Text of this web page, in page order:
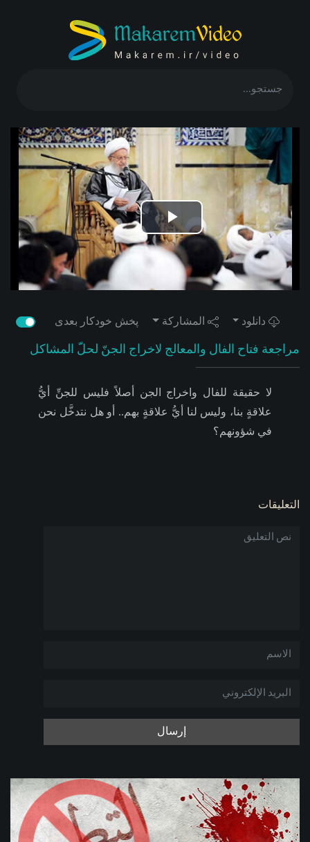
Play
Video
دانلود المشاركة پخش خودکار بعدی
مراجعة فتاح الفال والمعالج لاخراج الجنّ لحلّ المشاكل
لا حقيقة للفال واخراج الجن أصلاً فليس للجنِّ أيُّ
علاقةٍ بنا، وليس لنا أيُّ علاقةٍ بهم.. أو هل نتدخَّل نحن
في شؤونهم؟
التعليقات
إرسال